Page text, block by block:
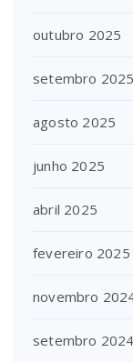
outubro 2025
setembro 2025
agosto 2025
junho 2025
abril 2025
fevereiro 2025
novembro
setembro 2024